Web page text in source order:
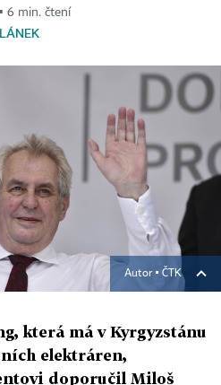
6 min. čtení
Autor ▪ ČTK
která má v Kyrgyzstánu
elektráren,
doporučil Miloš